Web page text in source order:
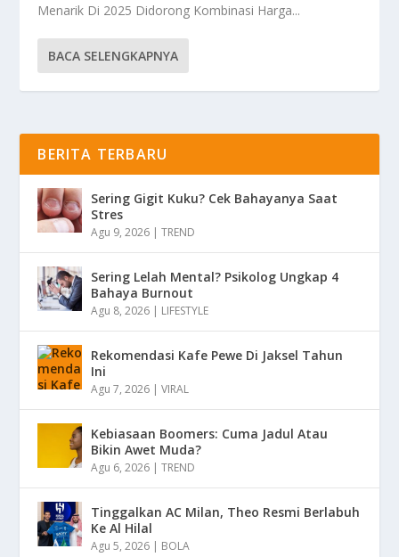
Menarik Di 2025 Didorong Kombinasi Harga...
BACA SELENGKAPNYA
BERITA TERBARU
Sering Gigit Kuku? Cek Bahayanya Saat
Stres
Agu 9, 2026 |TREND
Sering Lelah Mental? Psikolog Ungkap 4
Bahaya Burnout
Agu 8, 2026 | LIFESTYLE
Rekomendasi Kafe Pewe Di Jaksel Tahun
Ini
Agu 7, 2026 |VIRAL
Kebiasaan Boomers: Cuma Jadul Atau
Bikin Awet Muda?
Agu 6, 2026 |TREND
Tinggalkan AC Milan, Theo Resmi Berlabuh
Ke Al Hilal
Agu 5, 2026 | BOLA